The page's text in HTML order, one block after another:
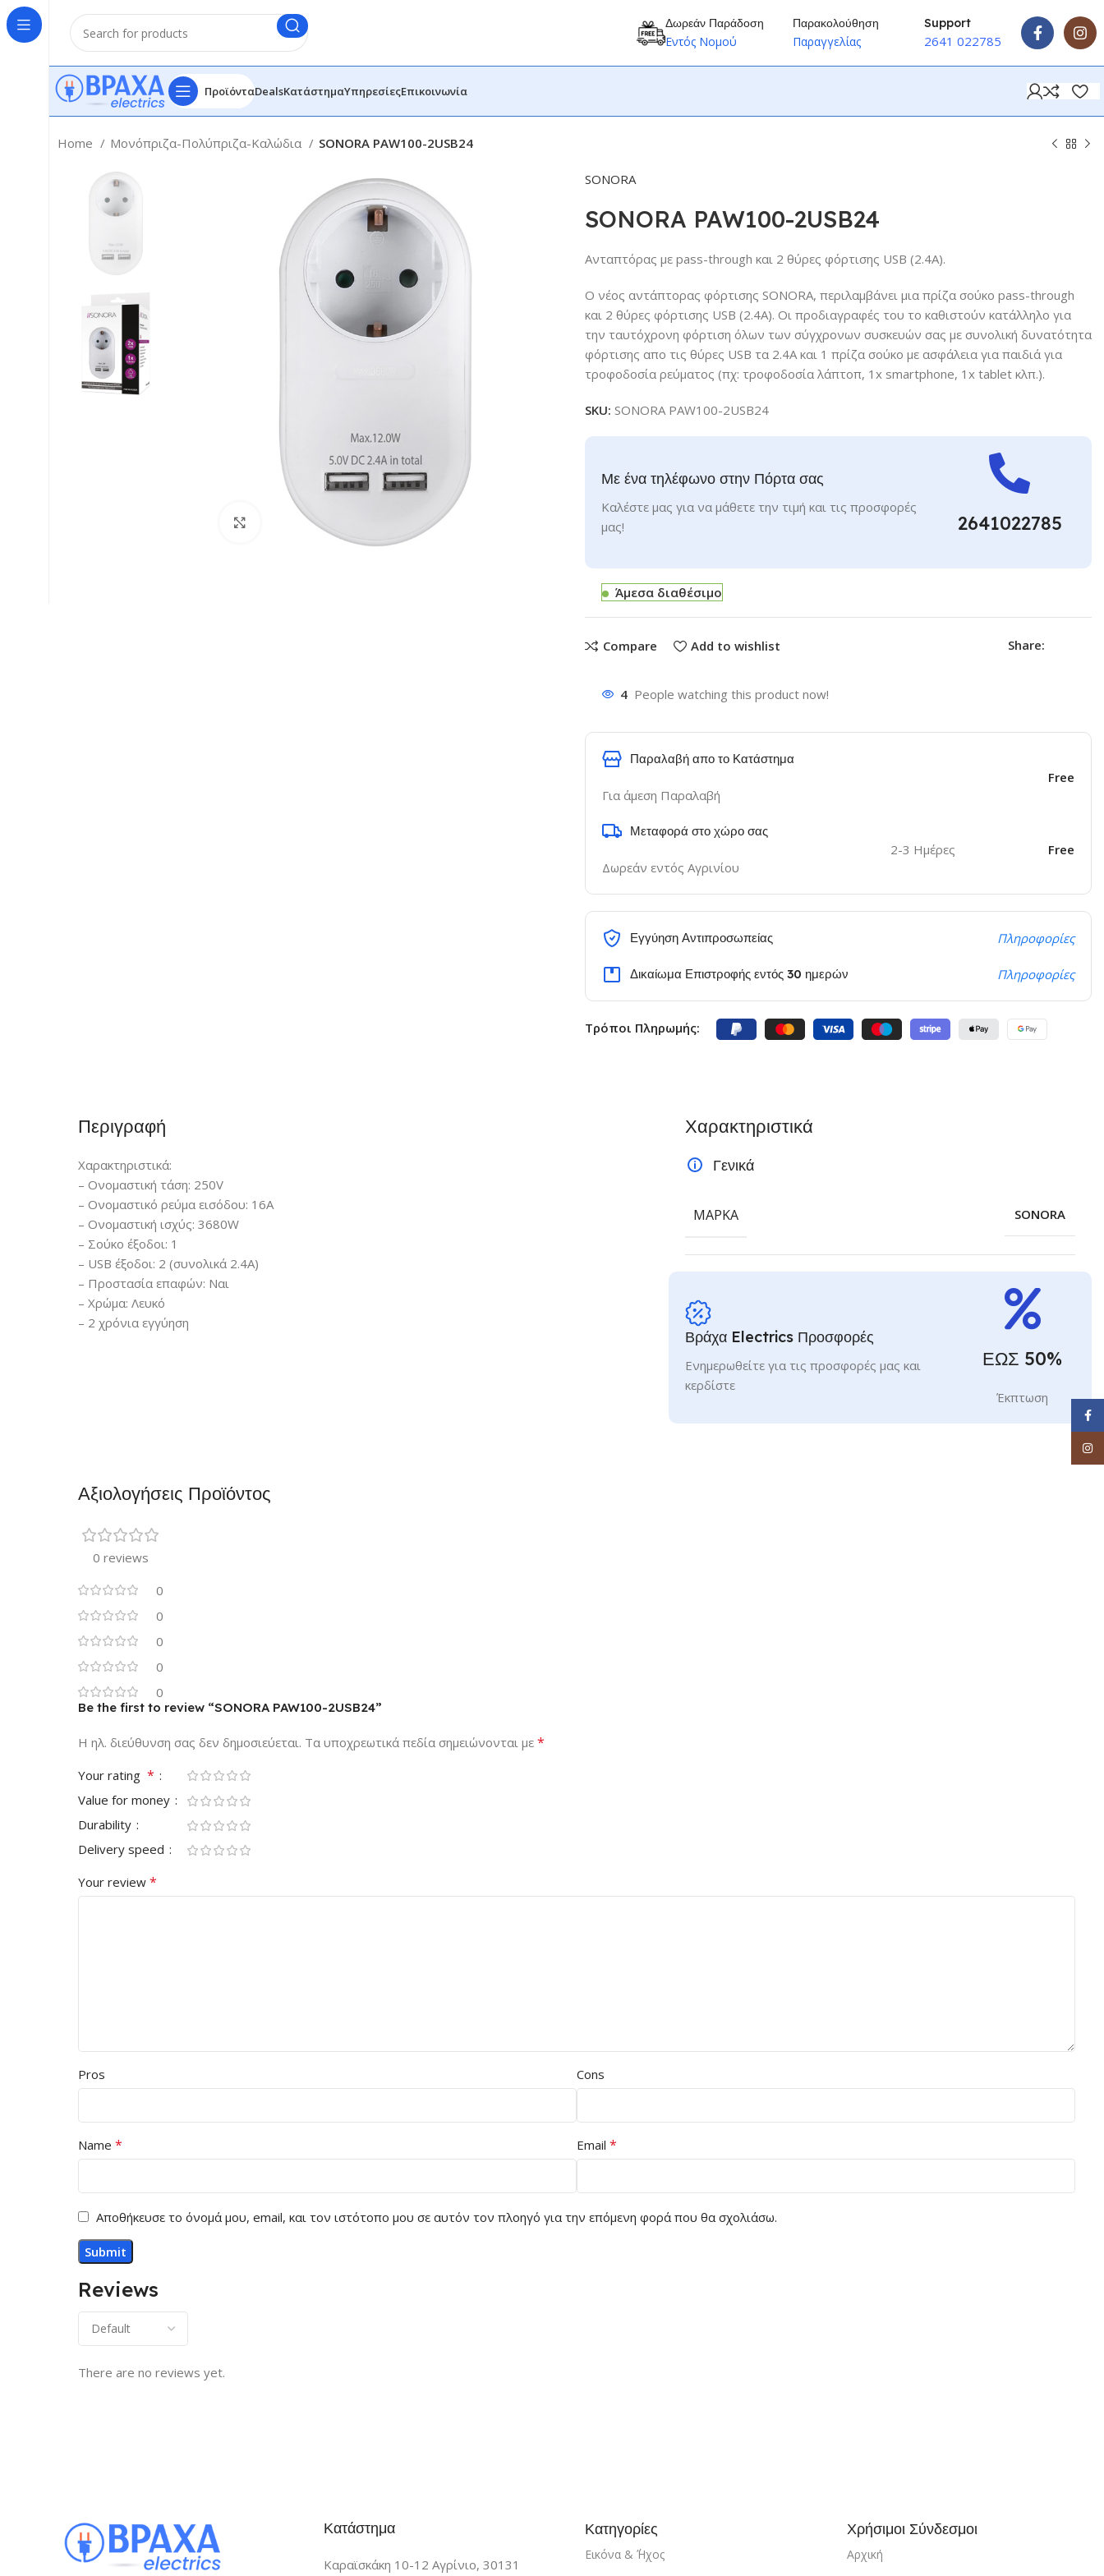
Δωρεάν Παράδοση
Εντός Νομού
Παρακολούθηση
Παραγγελίας
Support
2641 022785
ΠροϊόνταDealsΚατάστημαΥπηρεσίεςΕπικοινωνία
Home Μονόπριζα-Πολύπριζα-Καλώδια SONORA PAW100-2USB24
Click to enlarge
SONORA
SONORA PAW100-2USB24
Ανταπτόρας με pass-through και 2 θύρες φόρτισης USB (2.4Α).
Ο νέος αντάπτορας φόρτισης SONORA, περιλαμβάνει μια πρίζα σούκο pass-through
και 2 θύρες φόρτισης USB (2.4Α). Οι προδιαγραφές του το καθιστούν κατάλληλο για
την ταυτόχρονη φόρτιση όλων των σύγχρονων συσκευών σας με συνολική δυνατότητα
φόρτισης απο τις θύρες USB τα 2.4A και 1 πρίζα σούκο με ασφάλεια για παιδιά για
τροφοδοσία ρεύματος (πχ: τροφοδοσία λάπτοπ, 1x smartphone, 1x tablet κλπ.).
SKU: SONORA PAW100-2USB24
Με ένα τηλέφωνο στην Πόρτα σας
Καλέστε μας για να μάθετε την τιμή και τις προσφορές
μας!
2641022785
Άμεσα διαθέσιμο
Compare Add to wishlist Share:
4 People watching this product now!
Παραλαβή απο το Κατάστημα
Για άμεση Παραλαβή
Free
Μεταφορά στο χώρο σας
Δωρεάν εντός Αγρινίου
2-3 Ημέρες Free
Εγγύηση Αντιπροσωπείας Πληροφορίες
Δικαίωμα Επιστροφής εντός 30 ημερών Πληροφορίες
Τρόποι Πληρωμής:
Περιγραφή
Χαρακτηριστικά:
– Ονομαστική τάση: 250V
– Ονομαστικό ρεύμα εισόδου: 16A
– Ονομαστική ισχύς: 3680W
– Σούκο έξοδοι: 1
– USB έξοδοι: 2 (συνολικά 2.4A)
– Προστασία επαφών: Ναι
– Χρώμα: Λευκό
– 2 χρόνια εγγύηση
Χαρακτηριστικά
Γενικά
ΜΆΡΚΑ SONORA
Βράχα Electrics Προσφορές
Ενημερωθείτε για τις προσφορές μας και
κερδίστε
ΕΩΣ 50%
Έκπτωση
Αξιολογήσεις Προϊόντος
0 reviews
0
0
0
0
0
Reviews
There are no reviews yet.
Be the first to review “SONORA PAW100-2USB24”
Η ηλ. διεύθυνση σας δεν δημοσιεύεται. Τα υποχρεωτικά πεδία σημειώνονται με *
Your rating *
Value for money
Durability
Delivery speed
Your review *
Pros Cons
Name * Email *
Αποθήκευσε το όνομά μου, email, και τον ιστότοπο μου σε αυτόν τον πλοηγό για την επόμενη φορά που θα σχολιάσω.
Κατάστημα
Καραϊσκάκη 10-12 Αγρίνιο, 30131
Κατηγορίες
Εικόνα & ΄Ήχος
Χρήσιμοι Σύνδεσμοι
Αρχική